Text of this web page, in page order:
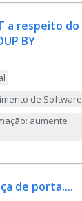
a respeito do
BY
de Software
aumente
de porta....